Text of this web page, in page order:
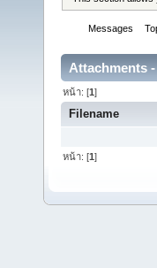
Messages
Attachments
หน้า: [1]
Filename
หน้า: [1]